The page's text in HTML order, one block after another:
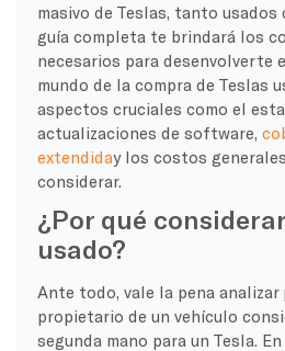
masivo de Teslas, tanto usados
guía completa te brindará los
necesarios para desenvolverte
mundo de la compra de Teslas
aspectos cruciales como el
actualizaciones de software,
extendiday los costos
considerar.
¿Por qué
usado?
Ante todo, vale la pena analizar
propietario de un vehículo
segunda mano para un Tesla.